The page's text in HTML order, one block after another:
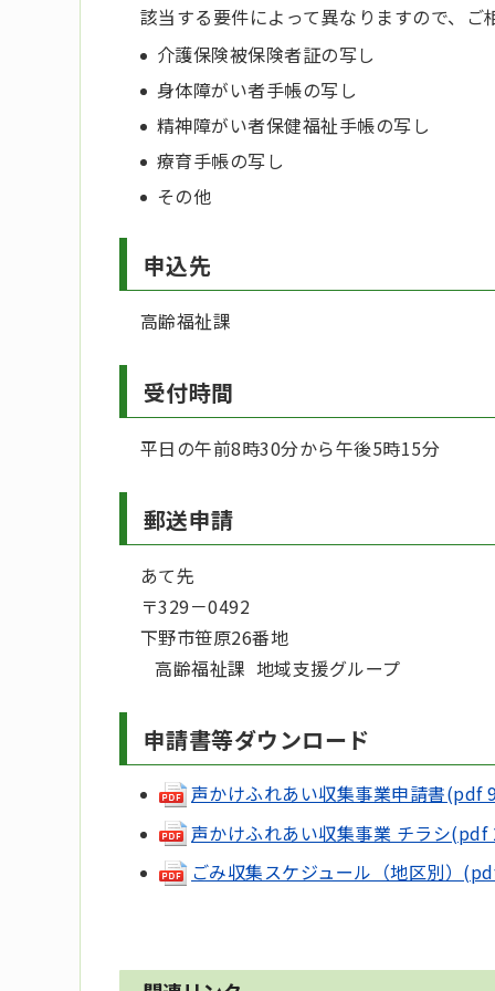
該当する要件によって異なりますので、ご
介護保険被保険者証の写し
身体障がい者手帳の写し
精神障がい者保健福祉手帳の写し
療育手帳の写し
その他
申込先
高齢福祉課
受付時間
平日の午前8時30分から午後5時15分
郵送申請
あて先
〒329－0492
下野市笹原26番地
高齢福祉課 地域支援グループ
申請書等ダウンロード
声かけふれあい収集事業申請書(pdf
声かけふれあい収集事業 チラシ(pdf
ごみ収集スケジュール（地区別）